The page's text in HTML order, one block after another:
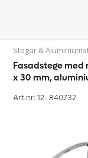
Stegar &
Fasadstege med
x 30 mm,
Art.nr: 12-840732